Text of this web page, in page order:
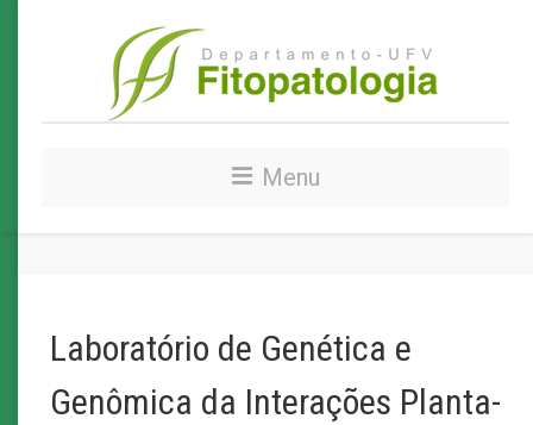
Menu
Laboratório de Genética e
Genômica da Interações Planta-